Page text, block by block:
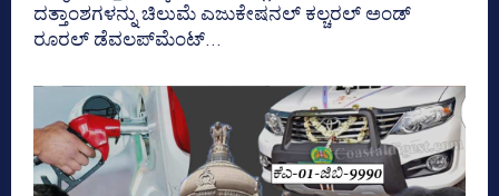
ದತ್ತಾಂಶಗಳನ್ನು ಚಿಲುಮೆ ಎಜುಕೇಷನಲ್‌ ಕಲ್ಚರಲ್‌ ಅಂಡ್‌
ರೂರಲ್‌ ಡೆವಲಪ್‌ಮೆಂಟ್‌...